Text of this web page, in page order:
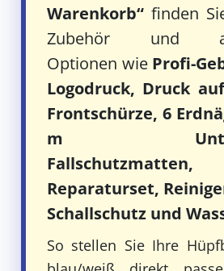
Warenkorb“ finden
Zubehör und
Optionen wie Profi-
Logodruck, Druck
Frontschürze, 6
m
Reparaturset,
Schallschutz und
So stellen Sie Ihre